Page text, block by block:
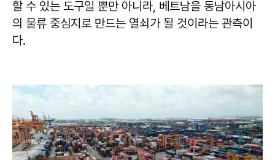
할 수 있는 도구일 뿐만 아니라, 베트남을 동남아시아
의 물류 중심지로 만드는 열쇠가 될 것이라는 관측이
다.